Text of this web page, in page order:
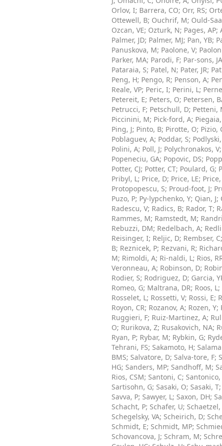
Orlov, I; Barrera, CO; Orr, RS;
Ottewell, B; Ouchrif, M; Ould-
Ozcan, VE; Ozturk, N; Pages, AP;
Palmer, JD; Palmer, MJ; Pan, YB;
Panuskova, M; Paolone, V;
Parker, MA; Parodi, F; Par-sons, JA
Pataraia, S; Patel, N; Pater, JR;
Peng, H; Pengo, R; Penson, A;
Reale, VP; Peric, I; Perini, L;
Petereit, E; Peters, O; Petersen,
Petrucci, F; Petschull, D; Petteni,
Piccinini, M; Pick-ford, A;
Ping, J; Pinto, B; Pirotte, O; Pizio,
Poblaguev, A; Poddar, S;
Polini, A; Poll, J; Polychronakos, V
Popeneciu, GA; Popovic, DS;
Potter, CJ; Potter, CT; Poulard, G;
Pribyl, L; Price, D; Price, LE;
Protopopescu, S; Proud-foot, J;
Puzo, P; Py-lypchenko, Y; Qian, J;
Radescu, V; Radics, B; Rador, T;
Rammes, M; Ramstedt, M;
Rebuzzi, DM; Redelbach, A;
Reisinger, I; Reljic, D; Rembser, C
B; Reznicek, P; Rezvani, R;
M; Rimoldi, A; Ri-naldi, L; Rios,
Veronneau, A; Robinson, D;
Rodier, S; Rodriguez, D; Garcia,
Romeo, G; Maltrana, DR; Roos, L;
Rosselet, L; Rossetti, V; Rossi, E;
Royon, CR; Rozanov, A; Rozen, Y;
Ruggieri, F; Ruiz-Martinez, A;
O; Rurikova, Z; Rusakovich, NA;
Ryan, P; Rybar, M; Rybkin, G;
Tehrani, FS; Sakamoto, H;
BMS; Salvatore, D; Salva-tore, F;
HG; Sanders, MP; Sandhoff, M;
Rios, CSM; Santoni, C; Santonico,
Sartisohn, G; Sasaki, O; Sasaki, T
Savva, P; Sawyer, L; Saxon, DH;
Schacht, P; Schafer, U; Schaetzel,
Schegelsky, VA; Scheirich, D;
Schmidt, E; Schmidt, MP;
Schovancova, J; Schram, M;